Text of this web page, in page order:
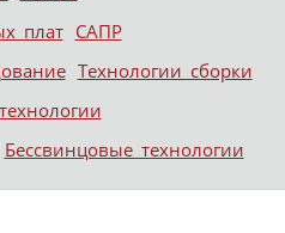
плат САПР
Технологии сборки
Бессвинцовые технологии